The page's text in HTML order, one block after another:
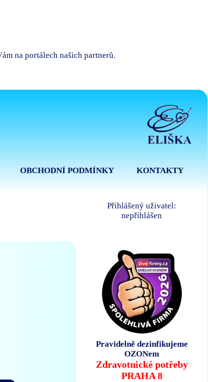
na portálech našich partnerů.
KONTAKTY
OBCHODNÍ PODMÍNKY
Přihlášený uživatel:
nepřihlášen
Pravidelně dezinfikujeme
OZONem
Zdravotnické potřeby
PRAHA 8